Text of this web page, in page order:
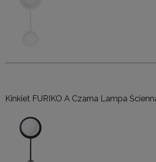
Kinkiet FURIKO A Czarna Lampa